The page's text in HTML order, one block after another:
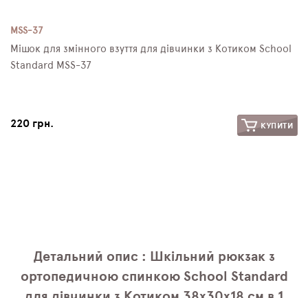
MSS-37
Мішок для змінного взуття для дівчинки з Котиком School
Standard MSS-37
220 грн. КУПИТИ
Детальний опис : Шкільний рюкзак з
ортопедичною спинкою School Standard